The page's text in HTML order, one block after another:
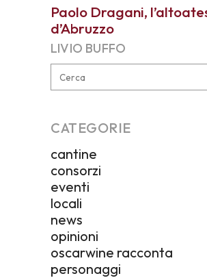
Paolo Dragani,
d’Abruzzo
LIVIO BUFFO
CATEGORIE
cantine
consorzi
eventi
locali
news
opinioni
oscarwine racconta
personaggi